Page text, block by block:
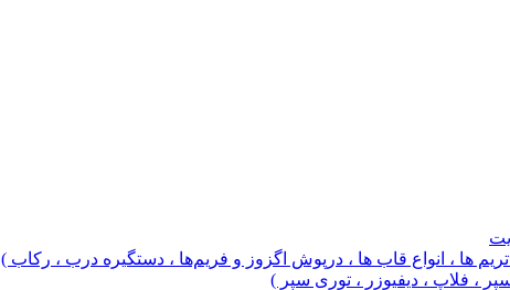
تریم ها ، انواع قاب ها ، درپوش اگزوز و فریم‌ها ، دستگیره درب ، رکاب )
، فلاپ ، دیفیوزر ، توری سپر )